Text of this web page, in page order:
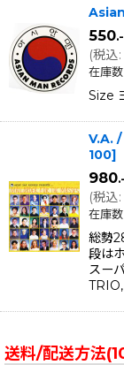
550.-
(税込:
在庫
Size
V.A.
100]
980.-
(税込:
在庫
総勢
段は
スー
送料/配送方法